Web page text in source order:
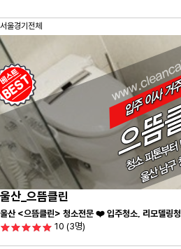
서울경기전체
울산_으뜸클린
울산 <으뜸클린> 청소전문 ❤️ 입주청소, 리모델링
치드시공 전문 청소 업체 ❤️
10 (3명)